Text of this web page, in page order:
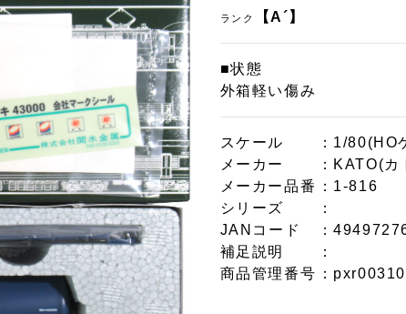
ランク 【A´】
■状態
外箱軽い傷み
スケール
：1/80(HO
メーカー
：KATO(カ
メーカー品番
：1-816
シリーズ
：
JANコード
：
補足説明
：
商品管理番号 ：